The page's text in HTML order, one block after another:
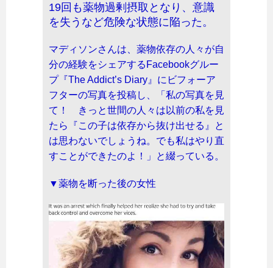
19回も薬物過剰摂取となり、意識
を失うなど危険な状態に陥った。
マディソンさんは、薬物依存の人々が自
分の経験をシェアするFacebookグルー
プ『The Addict’s Diary』にビフォーア
フターの写真を投稿し、「私の写真を見
て！ きっと世間の人々は以前の私を見
たら『この子は依存から抜け出せる』と
は思わないでしょうね。でも私はやり直
すことができたのよ！」と綴っている。
▼薬物を断った後の女性